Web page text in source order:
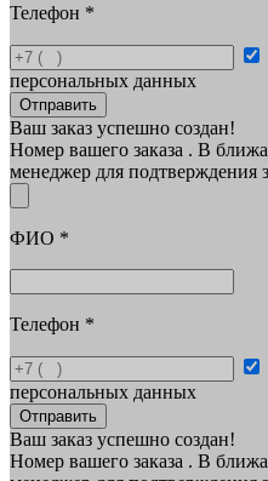
Телефон *
персональных данных
Отправить
Ваш заказ успешно создан!
Номер вашего заказа . В
менеджер для подтверждения
ФИО *
Телефон *
персональных данных
Отправить
Ваш заказ успешно создан!
Номер вашего заказа . В